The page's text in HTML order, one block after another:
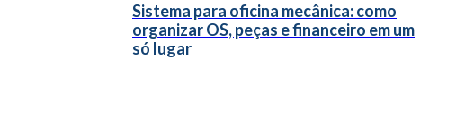
Sistema para oficina mecânica: como
organizar OS, peças e financeiro em um
só lugar